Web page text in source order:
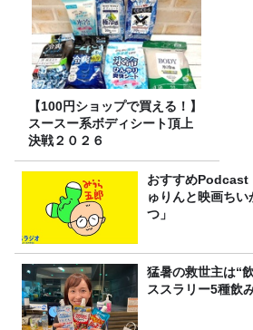
【100円ショップで買える！】
スースー系ボディシート頂上
決戦２０２６
おすすめPodcast
ゅりんと映画ち
つ」
猛暑の救世主は“
ススラリー5種飲